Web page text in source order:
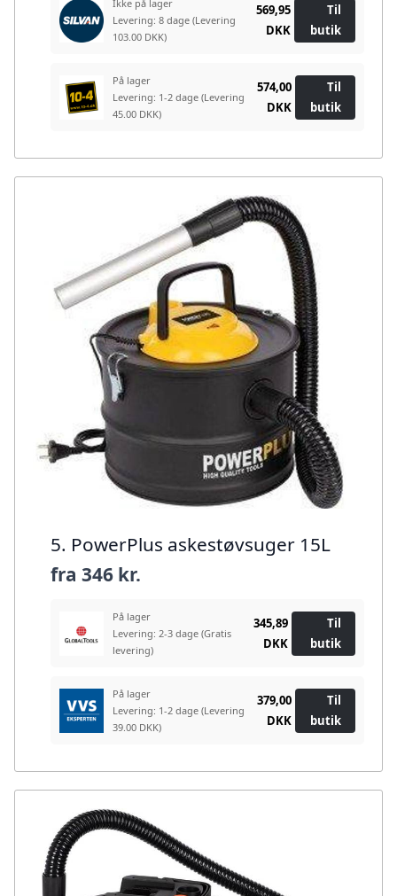
Ikke på lager
Levering: 8 dage (Levering
103.00 DKK)
569,95
DKK
Til
butik
På lager
Levering: 1-2 dage (Levering
45.00 DKK)
574,00
DKK
Til
butik
5. PowerPlus askestøvsuger 15L
fra 346 kr.
På lager
Levering: 2-3 dage (Gratis
levering)
345,89
DKK
Til
butik
På lager
Levering: 1-2 dage (Levering
39.00 DKK)
379,00
DKK
Til
butik